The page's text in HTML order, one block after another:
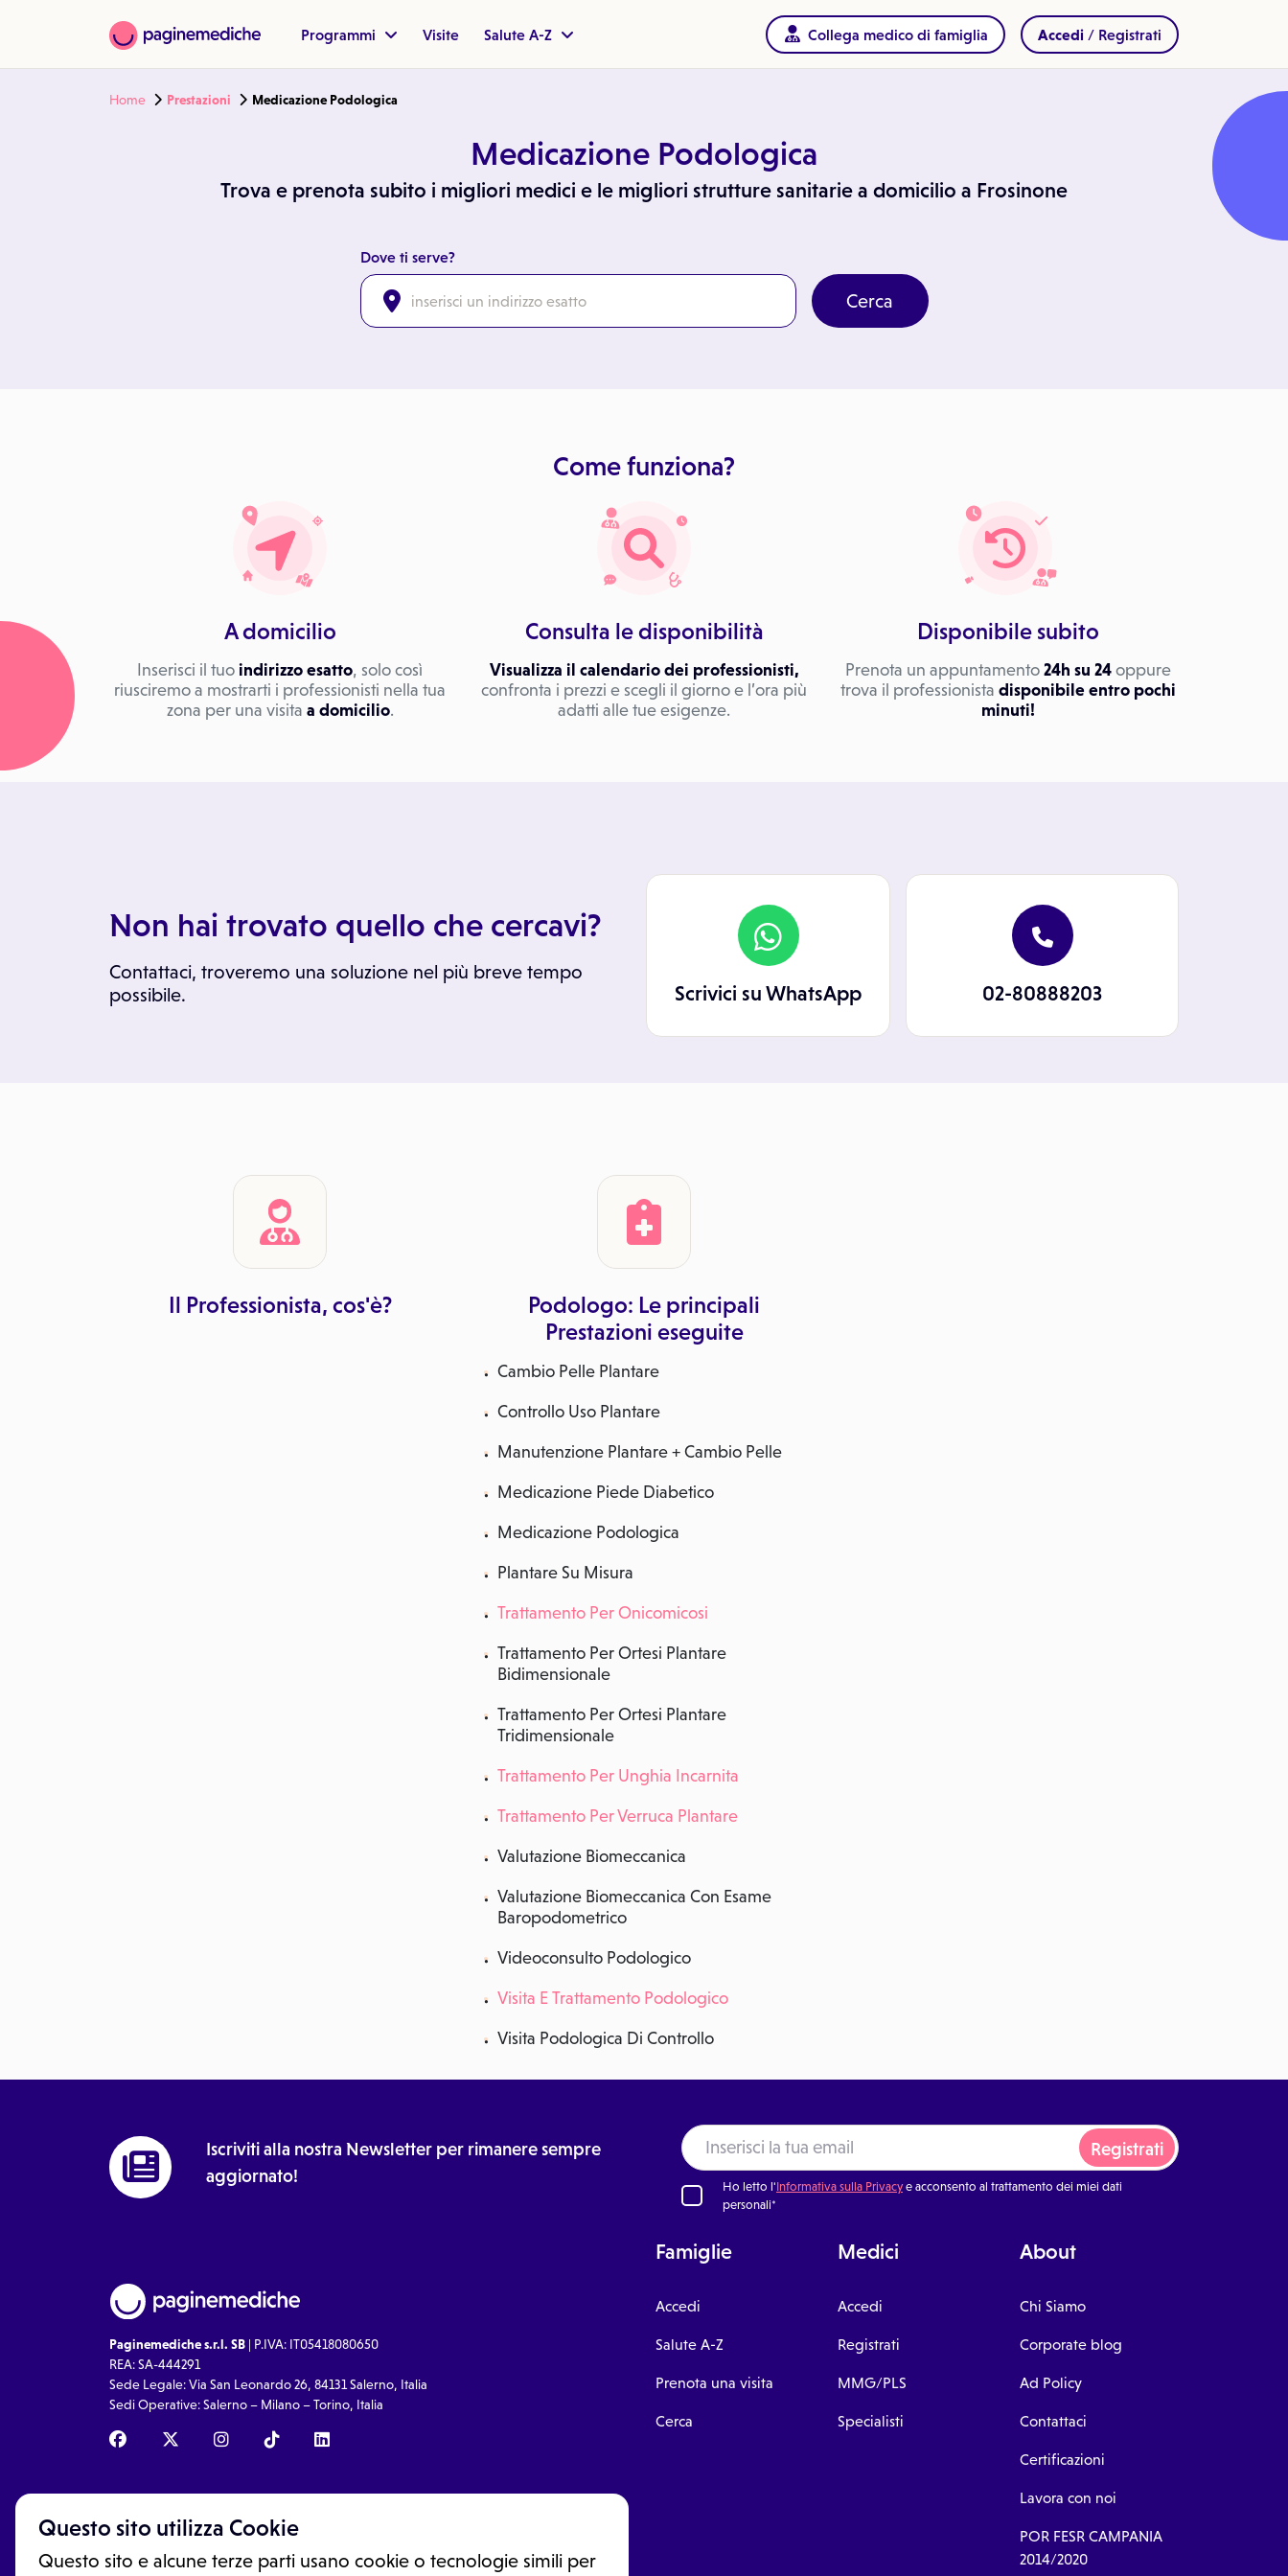
Questo sito utilizza Cookie
Questo sito e alcune terze parti usano cookie o tecnologie simili per
Programmi Visite Salute A-Z Collega medico di famiglia Accedi / Registrati
Home Prestazioni Medicazione Podologica
Medicazione Podologica
Trova e prenota subito i migliori medici e le migliori strutture sanitarie a domicilio a Frosinone
Dove ti serve?
Cerca
Come funziona?
A domicilio
Inserisci il tuo indirizzo esatto, solo così
riusciremo a mostrarti i professionisti nella tua
zona per una visita a domicilio.
Consulta le disponibilità
Visualizza il calendario dei professionisti,
confronta i prezzi e scegli il giorno e l’ora più
adatti alle tue esigenze.
Disponibile subito
Prenota un appuntamento 24h su 24 oppure
trova il professionista disponibile entro pochi
minuti!
Non hai trovato quello che cercavi?
Contattaci, troveremo una soluzione nel più breve tempo
possibile.
Scrivici su WhatsApp 02-80888203
Il Professionista, cos'è?
Podologo: Le principali
Prestazioni eseguite
Cambio Pelle Plantare
Controllo Uso Plantare
Manutenzione Plantare + Cambio Pelle
Medicazione Piede Diabetico
Medicazione Podologica
Plantare Su Misura
Trattamento Per Onicomicosi
Trattamento Per Ortesi Plantare
Bidimensionale
Trattamento Per Ortesi Plantare
Tridimensionale
Trattamento Per Unghia Incarnita
Trattamento Per Verruca Plantare
Valutazione Biomeccanica
Valutazione Biomeccanica Con Esame
Baropodometrico
Videoconsulto Podologico
Visita E Trattamento Podologico
Visita Podologica Di Controllo
Iscriviti alla nostra Newsletter per rimanere sempre
aggiornato!
Registrati
Ho letto l'Informativa sulla Privacye acconsento al trattamento dei miei dati
personali*
Paginemediche s.r.l. SB | P.IVA: IT05418080650
REA: SA-444291
Sede Legale: Via San Leonardo 26, 84131 Salerno, Italia
Sedi Operative: Salerno – Milano – Torino, Italia
Famiglie
Accedi
Salute A-Z
Prenota una visita
Cerca
Medici
Accedi
Registrati
MMG/PLS
Specialisti
About
Chi Siamo
Corporate blog
Ad Policy
Contattaci
Certificazioni
Lavora con noi
POR FESR CAMPANIA
2014/2020